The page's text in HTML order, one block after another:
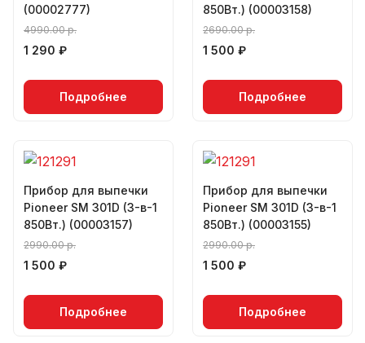
(00002777)
4990.00 р.
1 290 ₽
Подробнее
850Вт.) (00003158)
2690.00 р.
1 500 ₽
Подробнее
Прибор для выпечки
Pioneer SM 301D (3-в-1
850Вт.) (00003157)
2990.00 р.
1 500 ₽
Подробнее
Прибор для выпечки
Pioneer SM 301D (3-в-1
850Вт.) (00003155)
2990.00 р.
1 500 ₽
Подробнее